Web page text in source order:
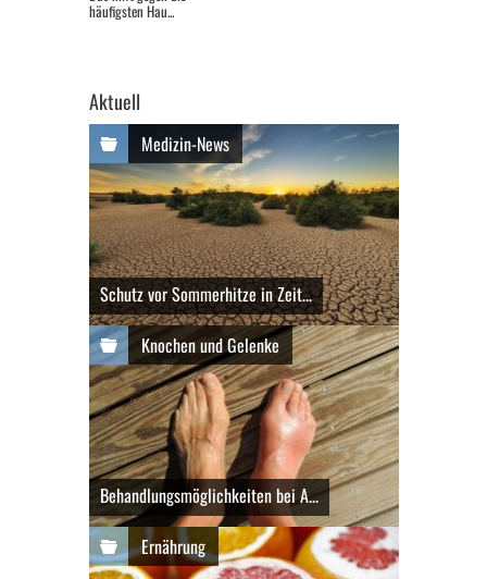
häufigsten Hau...
Aktuell
Medizin-News
Schutz vor Sommerhitze in Zeit...
Knochen und Gelenke
Behandlungsmöglichkeiten bei A...
Ernährung